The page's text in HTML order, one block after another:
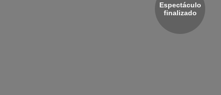
Espectáculo
finalizado